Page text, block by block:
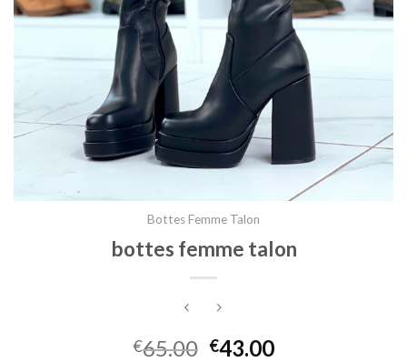
Bottes Femme Talon
bottes femme talon
€65.00 €43.00